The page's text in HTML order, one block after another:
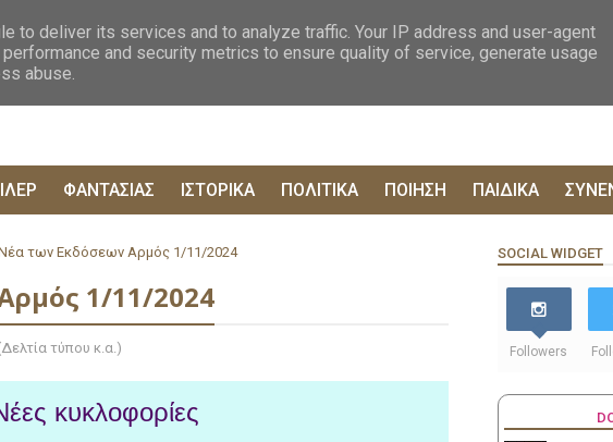
ΦΑΝΤΑΣΙΑΣ ΙΣΤΟΡΙΚΑ ΠΟΛΙΤΙΚΑ ΠΟΙΗΣΗ ΠΑΙΔΙΚΑ
των Εκδόσεων Αρμός 1/11/2024
1/11/2024
τύπου κ.α.)
κυκλοφορίες
SOCIAL WIDGET
Followers
to deliver its services and to analyze traffic. Your IP address and user-agent
and security metrics to ensure quality of service, generate usage
abuse.